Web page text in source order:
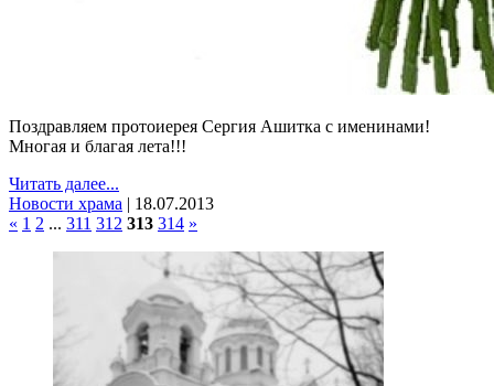
Поздравляем протоиерея Сергия Ашитка с именинами!
Многая и благая лета!!!
Читать далее...
Новости храма | 18.07.2013
« 1 2 ... 311 312 313 314 »